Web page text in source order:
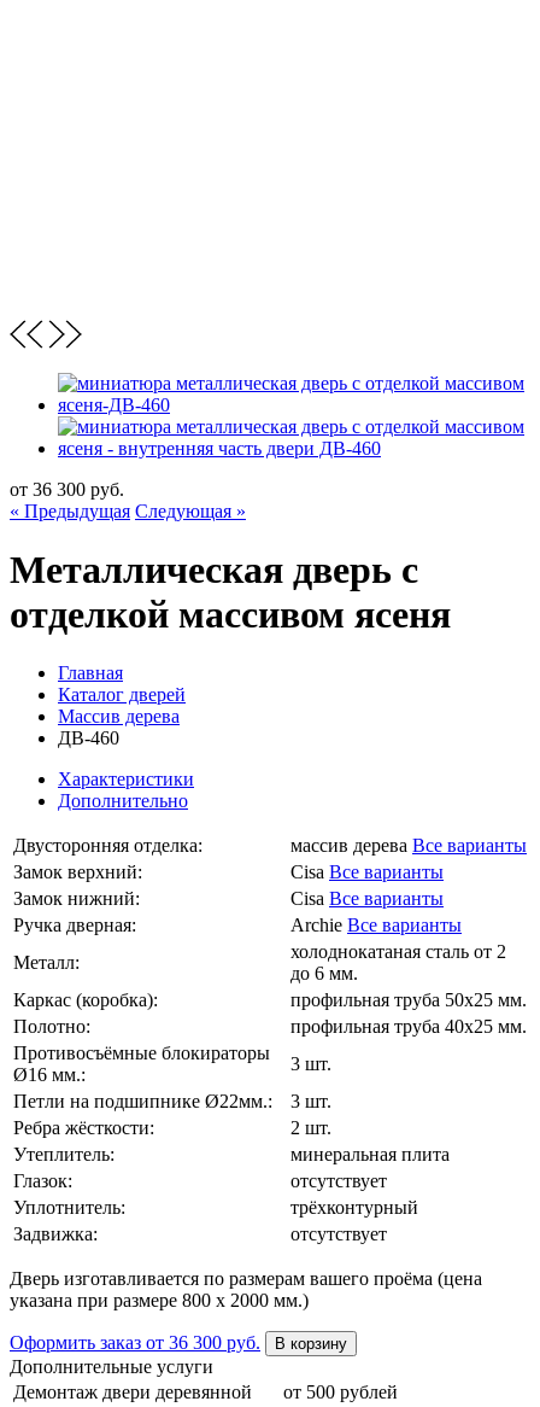
от 36 300 руб.
« Предыдущая Следующая »
Металлическая дверь с
отделкой массивом ясеня
Главная
Каталог дверей
Массив дерева
ДВ-460
Характеристики
Дополнительно
Двусторонняя отделка: массив дерева Все варианты
Замок верхний:
Cisa Все варианты
Замок нижний:
Cisa Все варианты
Ручка дверная:
Archie Все варианты
Металл:
холоднокатаная сталь от 2
до 6 мм.
Каркас (коробка):
профильная труба 50х25 мм.
Полотно:
профильная труба 40х25 мм.
Противосъёмные блокираторы
Ø16 мм.:
3 шт.
Петли на подшипнике Ø22мм.:
3 шт.
Ребра жёсткости:
2 шт.
Утеплитель:
минеральная плита
Глазок:
отсутствует
Уплотнитель:
трёхконтурный
Задвижка:
отсутствует
Дверь изготавливается по размерам вашего проёма (цена
указана при размере 800 х 2000 мм.)
Оформить заказ от 36 300 руб. В корзину
Дополнительные услуги
Демонтаж двери деревянной
от 500 рублей